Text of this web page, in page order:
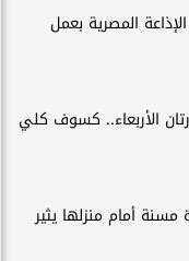
المصرية بعمل
الأربعاء.. كسوف كلي
أمام منزلها يثير